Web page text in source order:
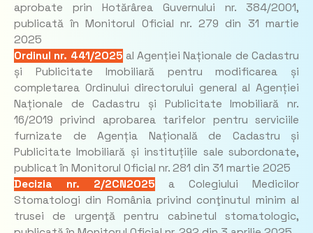
aprobate prin Hotărârea Guvernului nr. 384/2001,
publicată în Monitorul Oficial nr. 279 din 31 martie
2025
Ordinul nr. 441/2025 al Agenției Naționale de Cadastru
și Publicitate Imobiliară pentru modificarea și
completarea Ordinului directorului general al Agenției
Naționale de Cadastru și Publicitate Imobiliară nr.
16/2019 privind aprobarea tarifelor pentru serviciile
furnizate de Agenția Națională de Cadastru și
Publicitate Imobiliară și instituțiile sale subordonate,
publicat în Monitorul Oficial nr. 281 din 31 martie 2025
Decizia nr. 2/2CN2025 a Colegiului Medicilor
Stomatologi din România privind conţinutul minim al
trusei de urgenţă pentru cabinetul stomatologic,